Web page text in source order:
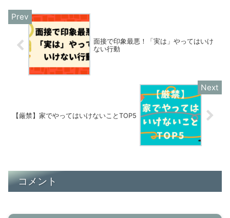
面接で印象最悪！「実は」やってはいけ
ない行動
【厳禁】家でやってはいけないことTOP5
コメント